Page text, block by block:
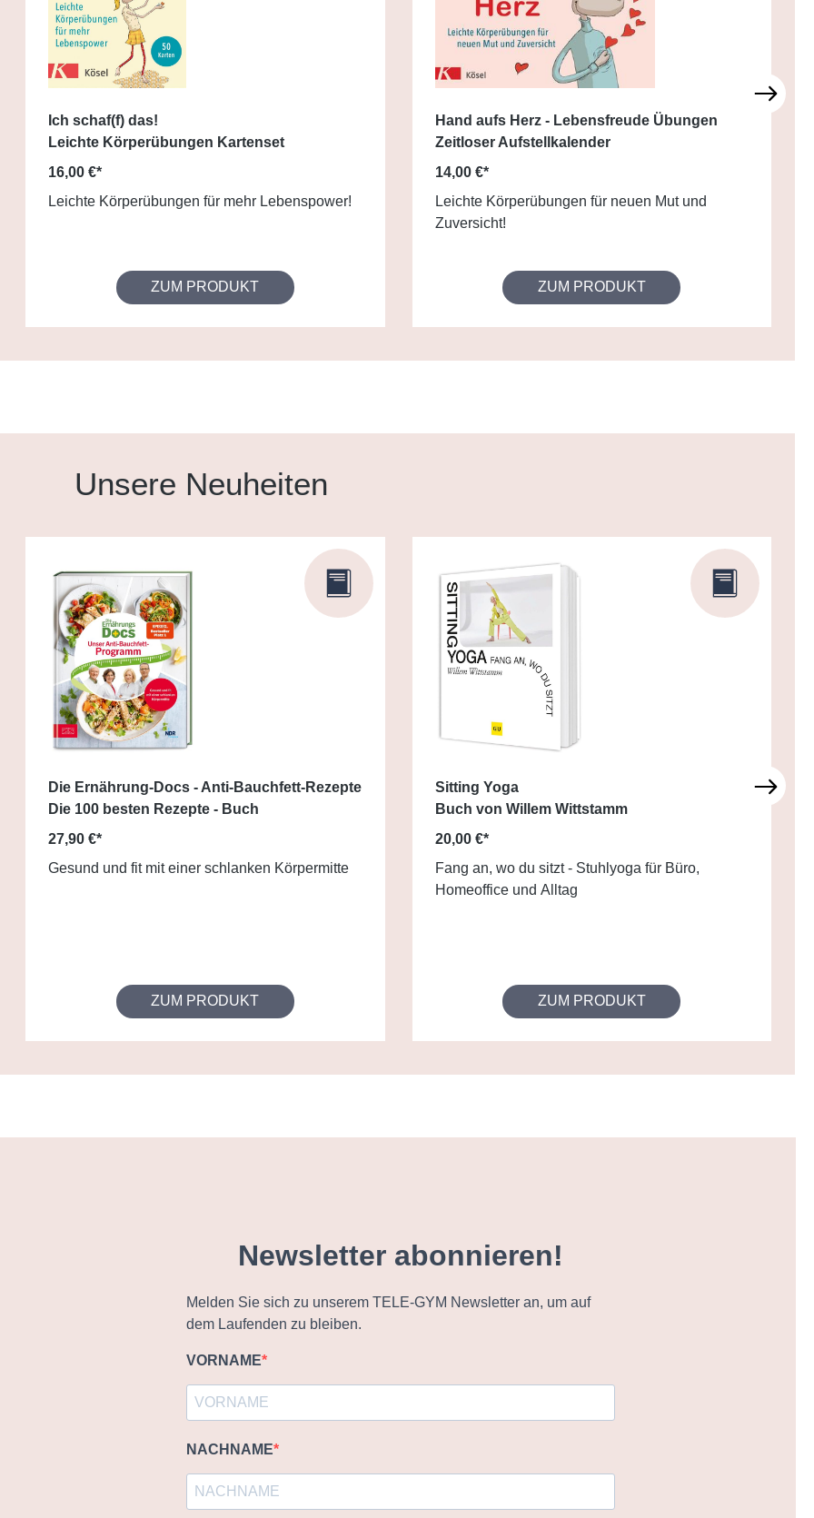
Ich schaf(f) das!
Leichte Körperübungen Kartenset
16,00 €*
Leichte Körperübungen für mehr Lebenspower!
ZUM PRODUKT
Hand aufs Herz - Lebensfreude Übungen
Zeitloser Aufstellkalender
14,00 €*
Leichte Körperübungen für neuen Mut und
Zuversicht!
ZUM PRODUKT
Unsere Neuheiten
Die Ernährung-Docs - Anti-Bauchfett-Rezepte
Die 100 besten Rezepte - Buch
27,90 €*
Gesund und fit mit einer schlanken Körpermitte
ZUM PRODUKT
Sitting Yoga
Buch von Willem Wittstamm
20,00 €*
Fang an, wo du sitzt - Stuhlyoga für Büro,
Homeoffice und Alltag
ZUM PRODUKT
Newsletter abonnieren!
Melden Sie sich zu unserem TELE-GYM Newsletter an, um auf
dem Laufenden zu bleiben.
VORNAME
NACHNAME